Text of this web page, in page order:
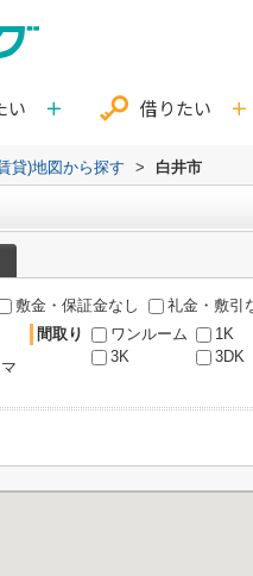
い 借りたい
貸)地図から探す > 白井市
敷金・保証金なし
礼金・敷引
間取り ワンルーム
1K
3K
3DK